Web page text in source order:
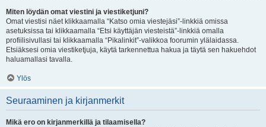
Miten löydän omat viestini ja viestiketjuni?
Omat viestisi näet klikkaamalla “Katso omia viestejäsi”-linkkiä omissa
asetuksissa tai klikkaamalla “Etsi käyttäjän viesteistä”-linkkiä omalla
profiilisivullasi tai klikkaamalla “Pikalinkit”-valikkoa foorumin ylälaidassa.
Etsiäksesi omia viestiketjuja, käytä tarkennettua hakua ja täytä sen hakuehdot
haluamallasi tavalla.
Ylös
Seuraaminen ja kirjanmerkit
Mikä ero on kirjanmerkillä ja tilaamisella?